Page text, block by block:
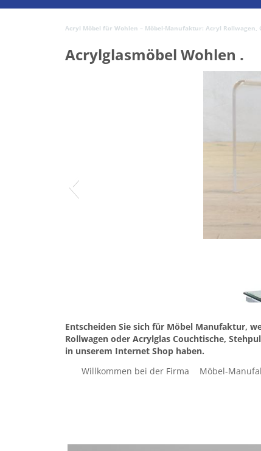
Acryl Möbel für Wohlen – Möbel-Manufaktur: Acryl Rollwagen,
Acrylglasmöbel Wohlen .
Entscheiden Sie sich für Möbel Manufaktur,
Rollwagen oder Acrylglas Couchtische,
in unserem Internet Shop haben.
Willkommen bei der Firma
Möbel-